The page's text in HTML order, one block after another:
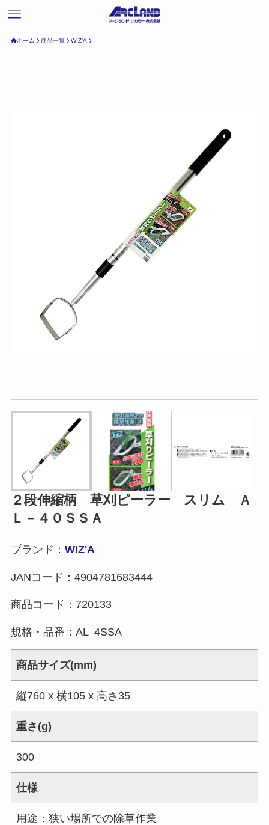
ホーム 商品一覧 WIZ'A
２段伸縮柄 草刈ピーラー スリム Ａ
Ｌ－４０ＳＳＡ
ブランド： WIZ'A
JANコード： 4904781683444
商品コード： 720133
規格・品番： ALｰ4SSA
商品サイズ(mm)
縦760 x 横105 x 高さ35
重さ(g)
300
仕様
用途：狭い場所での除草作業